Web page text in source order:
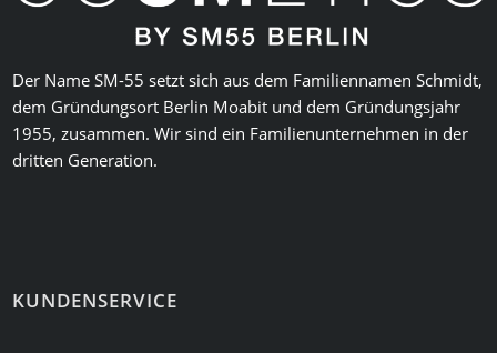
Der Name SM-55 setzt sich aus dem Familiennamen Schmidt,
dem Gründungsort Berlin Moabit und dem Gründungsjahr
1955, zusammen. Wir sind ein Familienunternehmen in der
dritten Generation.
KUNDENSERVICE